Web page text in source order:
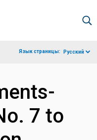
Язык страницы: Русский
7 to